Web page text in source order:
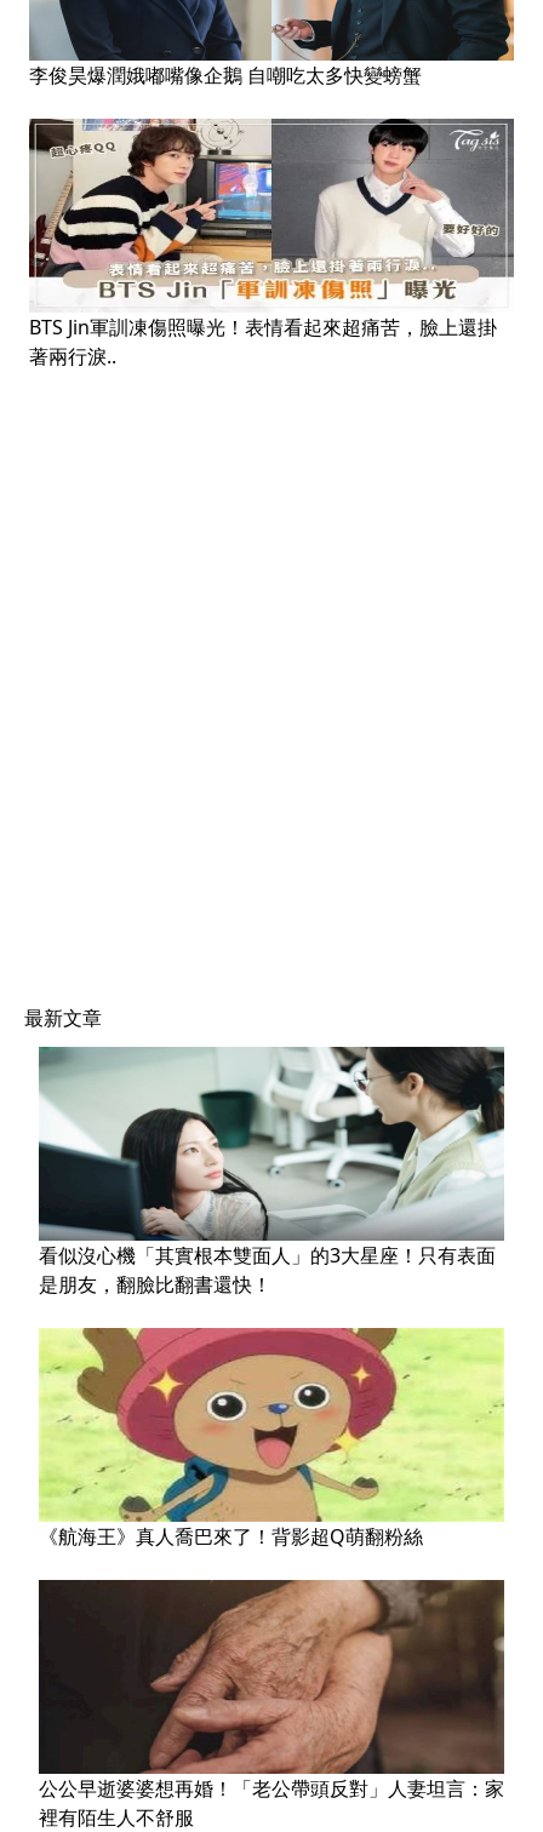
李俊昊爆潤娥嘟嘴像企鵝 自嘲吃太多快變螃蟹
BTS Jin軍訓凍傷照曝光！表情看起來超痛苦，臉上還掛
著兩行淚..
最新文章
看似沒心機「其實根本雙面人」的3大星座！只有表面
是朋友，翻臉比翻書還快！
《航海王》真人喬巴來了！背影超Q萌翻粉絲
公公早逝婆婆想再婚！「老公帶頭反對」人妻坦言：家
裡有陌生人不舒服